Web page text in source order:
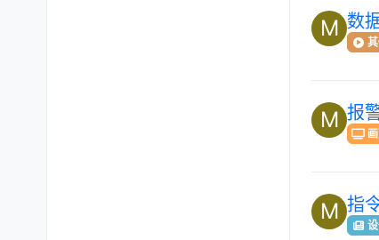
M 数
M 报
M 指